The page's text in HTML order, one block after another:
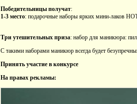
Победительницы получат:
1-3 место: подарочные наборы ярких мини-лаков
Три утешительных приза: набор для маникюра:
С такими наборами маникюр всегда будет
Принять участие в конкурсе
На правах рекламы: